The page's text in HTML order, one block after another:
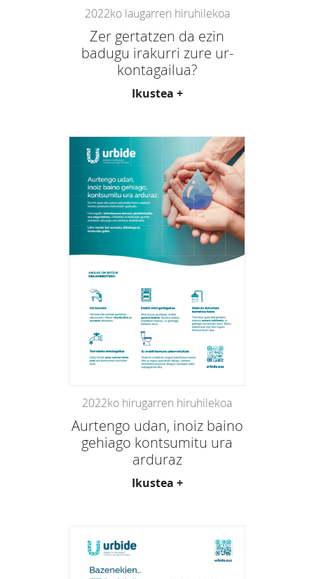
2022ko laugarren hiruhilekoa
Zer gertatzen da ezin
badugu irakurri zure ur-
kontagailua?
Ikustea +
2022ko hirugarren hiruhilekoa
Aurtengo udan, inoiz baino
gehiago kontsumitu ura
arduraz
Ikustea +